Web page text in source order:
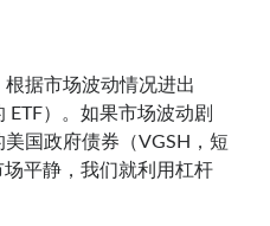
据市场波动情况进出
ETF）。如果市场波动剧
国政府债券（VGSH，短
平静，我们就利用杠杆